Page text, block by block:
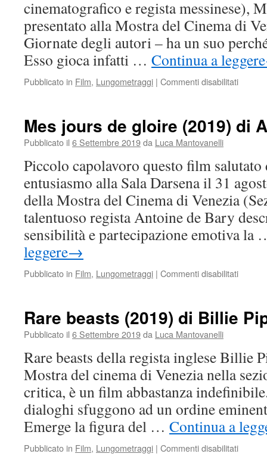
cinematografico e regista messinese),
presentato alla Mostra del Cinema di
Giornate degli autori – ha un suo
Esso gioca infatti … Continua a leggere
Pubblicato in Film, Lungometraggi | Commenti disabilitatisu
di
Mes jours de gloire (2019) di
Pubblicato il 6 Settembre 2019da Luca Mantovanelli
Piccolo capolavoro questo film
entusiasmo alla Sala Darsena il 31
della Mostra del Cinema di Venezia
talentuoso regista Antoine de Bary
sensibilità e partecipazione emotiva
leggere→
Pubblicato in Film, Lungometraggi | Commenti disabilitatisu
gloire
Antoine
Bary
Rare beasts (2019) di Billie
Pubblicato il 6 Settembre 2019da Luca Mantovanelli
Rare beasts della regista inglese Billie
Mostra del cinema di Venezia nella
critica, è un film abbastanza
dialoghi sfuggono ad un ordine
Emerge la figura del … Continua a
Pubblicato in Film, Lungometraggi | Commenti disabilitatisu